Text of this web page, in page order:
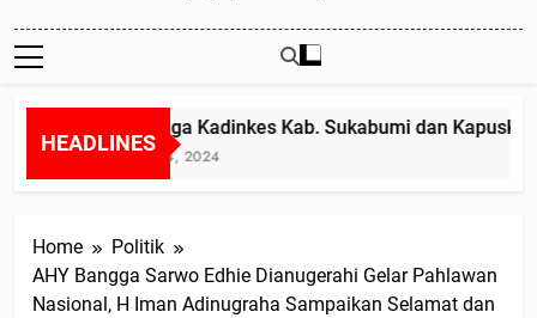
HEADLINES
Diduga Kadinkes Kab. Sukabumi dan
Juli 24, 2024
Home
Politik
AHY Bangga Sarwo Edhie Dianugerahi Gelar Pahlawan
Nasional, H Iman Adinugraha Sampaikan Selamat dan